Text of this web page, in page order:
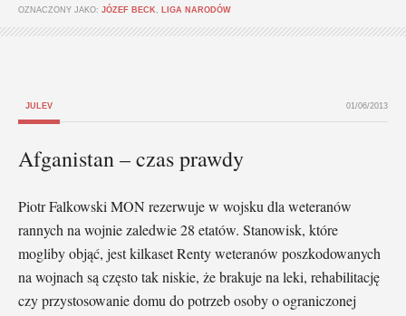
OZNACZONY JAKO: JÓZEF BECK LIGA NARODÓW
JULEV 01/06/2013
Afganistan – czas prawdy
Piotr Falkowski MON rezerwuje w wojsku dla weteranów
rannych na wojnie zaledwie 28 etatów. Stanowisk, które
mogliby objąć, jest kilkaset Renty weteranów poszkodowanych
na wojnach są często tak niskie, że brakuje na leki, rehabilitację
czy przystosowanie domu do potrzeb osoby o ograniczonej